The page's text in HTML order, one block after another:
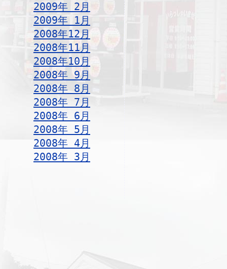
2009年 2月
2009年 1月
2008年12月
2008年11月
2008年10月
2008年 9月
2008年 8月
2008年 7月
2008年 6月
2008年 5月
2008年 4月
2008年 3月